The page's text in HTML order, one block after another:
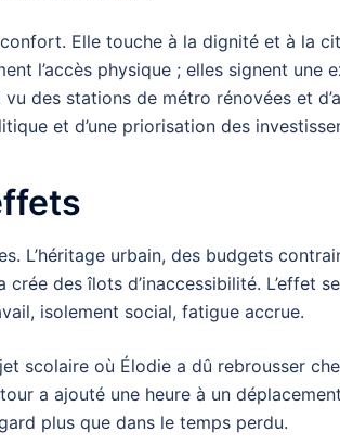
Elle touche à la dignité et à la
l’accès physique ; elles signent
vu des stations de métro rénovées et
et d’une priorisation des
L’héritage urbain, des budgets
des îlots d’inaccessibilité. L’effet
isolement social, fatigue accrue.
scolaire où Élodie a dû rebrousser
a ajouté une heure à un
plus que dans le temps perdu.